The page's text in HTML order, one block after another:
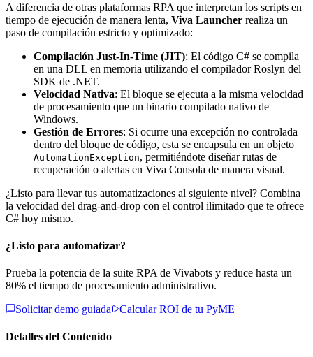
A diferencia de otras plataformas RPA que interpretan los scripts en
tiempo de ejecución de manera lenta, Viva Launcher realiza un
paso de compilación estricto y optimizado:
Compilación Just-In-Time (JIT): El código C# se compila
en una DLL en memoria utilizando el compilador Roslyn del
SDK de .NET.
Velocidad Nativa: El bloque se ejecuta a la misma velocidad
de procesamiento que un binario compilado nativo de
Windows.
Gestión de Errores: Si ocurre una excepción no controlada
dentro del bloque de código, esta se encapsula en un objeto
AutomationException, permitiéndote diseñar rutas de
recuperación o alertas en Viva Consola de manera visual.
¿Listo para llevar tus automatizaciones al siguiente nivel? Combina
la velocidad del drag-and-drop con el control ilimitado que te ofrece
C# hoy mismo.
¿Listo para automatizar?
Prueba la potencia de la suite RPA de Vivabots y reduce hasta un
80% el tiempo de procesamiento administrativo.
Solicitar demo guiada
Calcular ROI de tu PyME
Detalles del Contenido